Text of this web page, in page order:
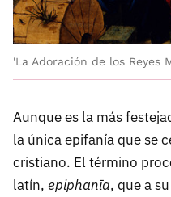
'La Adoración de los Reyes
Aunque es la más
la única epifanía que se
cristiano. El término
latín, epiphanīa, que a